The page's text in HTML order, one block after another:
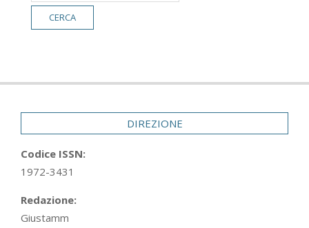
DIREZIONE
Codice ISSN:
1972-3431
Redazione:
Giustamm